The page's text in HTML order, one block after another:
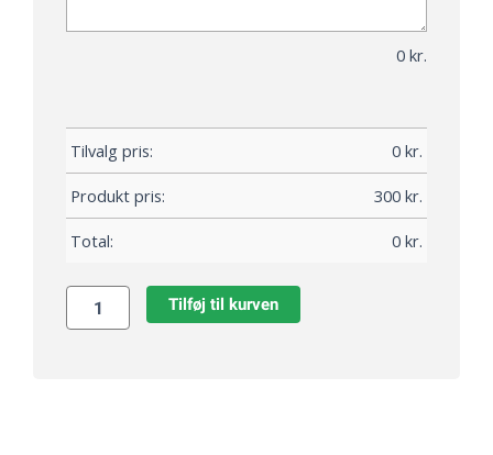
0 kr.
Tilvalg pris: 0 kr.
Produkt pris: 300 kr.
Total: 0 kr.
Tilføj til kurven